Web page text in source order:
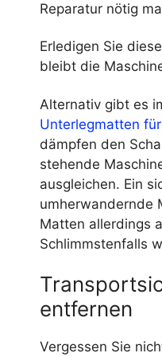
Reparatur nötig
Erledigen Sie
bleibt die
Alternativ gibt es
Unterlegmatten
dämpfen den
stehende
ausgleichen. Ein
umherwandernde
Matten allerdings
Schlimmstenfalls
entfernen
Vergessen Sie